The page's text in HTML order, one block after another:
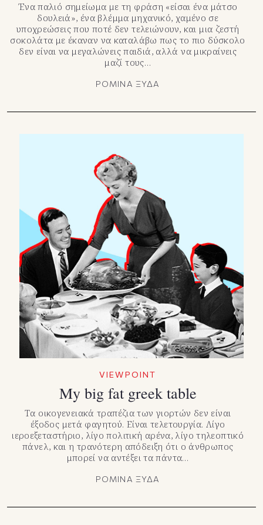
Ένα παλιό σημείωμα με τη φράση «είσαι ένα μάτσο
δουλειά», ένα βλέμμα μηχανικό, χαμένο σε
υποχρεώσεις που ποτέ δεν τελειώνουν, και μια ζεστή
σοκολάτα με έκαναν να καταλάβω πως το πιο δύσκολο
δεν είναι να μεγαλώνεις παιδιά, αλλά να μικραίνεις
μαζί τους…
ΡΟΜΙΝΑ ΞΥΔΑ
VIEWPOINT
My big fat greek table
Τα οικογενειακά τραπέζια των γιορτών δεν είναι
έξοδος μετά φαγητού. Είναι τελετουργία. Λίγο
ιεροεξεταστήριο, λίγο πολιτική αρένα, λίγο τηλεοπτικό
πάνελ, και η τρανότερη απόδειξη ότι ο άνθρωπος
μπορεί να αντέξει τα πάντα…
ΡΟΜΙΝΑ ΞΥΔΑ